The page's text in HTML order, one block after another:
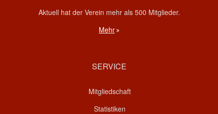
Aktuell hat der Verein mehr als 500 Mitglieder.
Mehr
SERVICE
Mitgliedschaft
Statistiken